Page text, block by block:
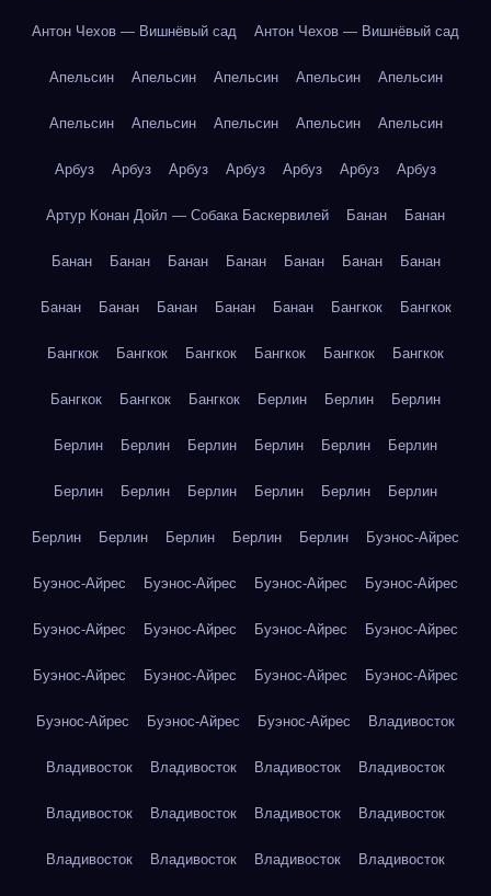
Антон Чехов — Вишнёвый сад Антон Чехов — Вишнёвый сад
Апельсин Апельсин Апельсин Апельсин Апельсин
Апельсин Апельсин Апельсин Апельсин Апельсин
Арбуз Арбуз Арбуз Арбуз Арбуз Арбуз Арбуз
Артур Конан Дойл — Собака Баскервилей Банан Банан
Банан Банан Банан Банан Банан Банан Банан
Банан Банан Банан Банан Банан Бангкок Бангкок
Бангкок Бангкок Бангкок Бангкок Бангкок Бангкок
Бангкок Бангкок Бангкок Берлин Берлин Берлин
Берлин Берлин Берлин Берлин Берлин Берлин
Берлин Берлин Берлин Берлин Берлин Берлин
Берлин Берлин Берлин Берлин Берлин Буэнос-Айрес
Буэнос-Айрес Буэнос-Айрес Буэнос-Айрес Буэнос-Айрес
Буэнос-Айрес Буэнос-Айрес Буэнос-Айрес Буэнос-Айрес
Буэнос-Айрес Буэнос-Айрес Буэнос-Айрес Буэнос-Айрес
Буэнос-Айрес Буэнос-Айрес Буэнос-Айрес Владивосток
Владивосток Владивосток Владивосток Владивосток
Владивосток Владивосток Владивосток Владивосток
Владивосток Владивосток Владивосток Владивосток